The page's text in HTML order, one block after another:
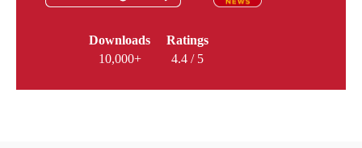
Downloads
10,000+
Ratings
4.4 / 5